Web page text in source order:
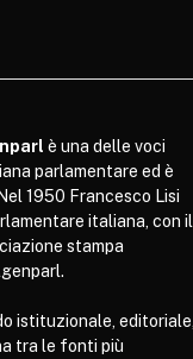
è una delle voci
parlamentare ed è
1950 Francesco Lisi
italiana, con il
stampa
istituzionale, editoriale,
tra le fonti più